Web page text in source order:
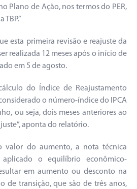
Plano de Ação, nos termos do PER,
esta primeira revisão e reajuste da
realizada 12 meses após o início de
em 5 de agosto.
do Índice de Reajustamento
o número-índice do IPCA
ou seja, dois meses anteriores ao
aponta do relatório.
valor do aumento, a nota técnica
o equilíbrio econômico-
em aumento ou desconto na
de transição, que são de três anos,